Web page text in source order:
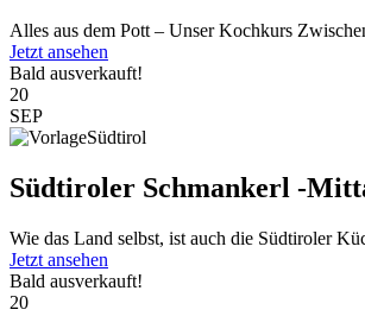
Alles aus dem Pott – Unser Kochkurs
Jetzt ansehen
Bald ausverkauft!
20
SEP
Südtiroler Schmankerl -
Wie das Land selbst, ist auch die Südtiroler
Jetzt ansehen
Bald ausverkauft!
20